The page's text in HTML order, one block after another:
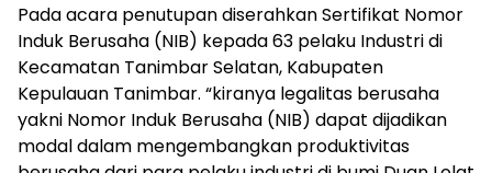
Pada acara penutupan diserahkan Sertifikat Nomor
Induk Berusaha (NIB) kepada 63 pelaku Industri di
Kecamatan Tanimbar Selatan, Kabupaten
Kepulauan Tanimbar. “kiranya legalitas berusaha
yakni Nomor Induk Berusaha (NIB) dapat dijadikan
modal dalam mengembangkan produktivitas